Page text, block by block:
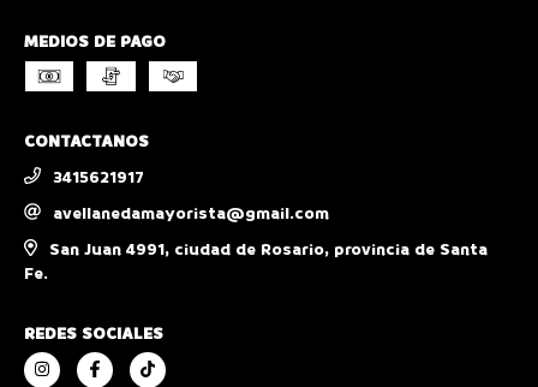
MEDIOS DE PAGO
CONTACTANOS
3415621917
avellanedamayorista@gmail.com
San Juan 4991, ciudad de Rosario, provincia de Santa
Fe.
REDES SOCIALES